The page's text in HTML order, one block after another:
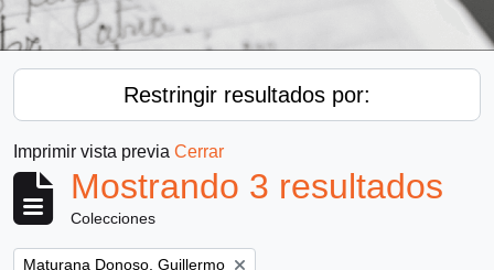
Restringir resultados por:
Imprimir vista previa Cerrar
Mostrando 3 resultados
Colecciones
Remove filter:
Maturana Donoso, Guillermo